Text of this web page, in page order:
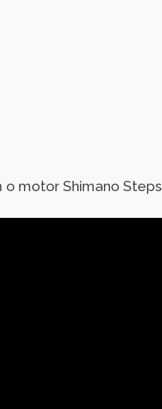
motor Shimano Steps